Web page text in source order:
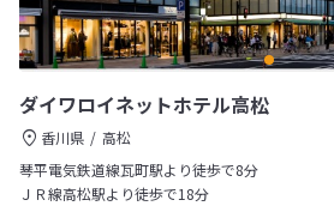
ダイワロイネットホテル高松
香川県
高松
琴平電気鉄道線瓦町駅より徒歩で8分
ＪＲ線高松駅より徒歩で18分